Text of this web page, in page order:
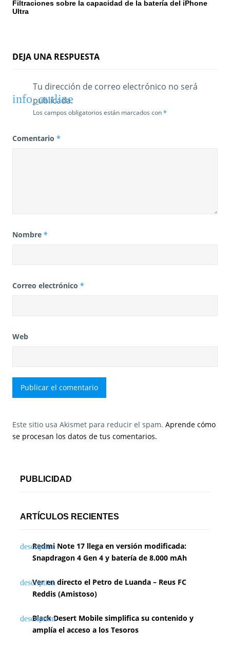
d
Filtraciones sobre la capacidad de la batería del iPhone
Ultra
DEJA UNA RESPUESTA
Tu dirección de correo electrónico no será
publicada.
Los campos obligatorios están marcados con*
Comentario *
Nombre *
Correo electrónico *
Web
Este sitio usa Akismet para reducir el spam. Aprende cómo
se procesan los datos de tus comentarios.
PUBLICIDAD
ARTÍCULOS RECIENTES
Redmi Note 17 llega en versión modificada:
Snapdragon 4 Gen 4 y batería de 8.000 mAh
Ver en directo el Petro de Luanda – Reus FC
Reddis (Amistoso)
Black Desert Mobile simplifica su contenido y
amplía el acceso a los Tesoros